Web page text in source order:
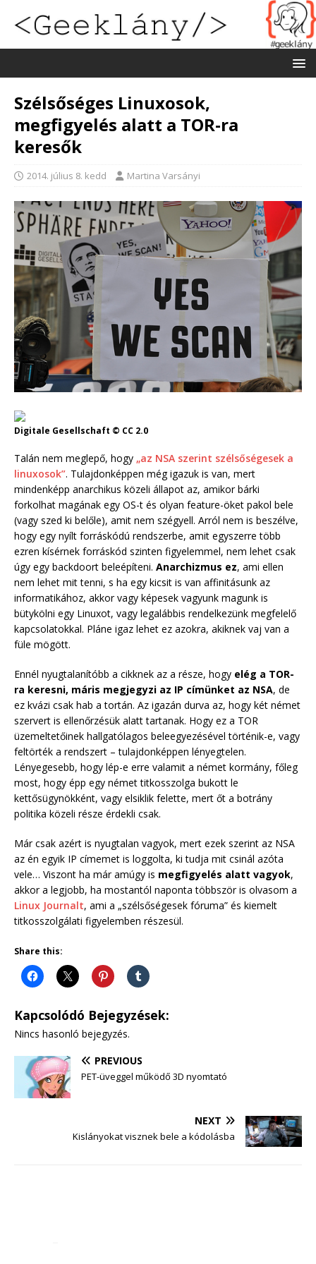
Szélsőséges Linuxosok,
megfigyelés alatt a TOR-ra
keresők
2014. július 8. kedd Martina Varsányi
Digitale Gesellschaft © CC 2.0
Talán nem meglepő, hogy „az NSA szerint szélsőségesek a
linuxosok”. Tulajdonképpen még igazuk is van, mert
mindenképp anarchikus közeli állapot az, amikor bárki
forkolhat magának egy OS-t és olyan feature-öket pakol bele
(vagy szed ki belőle), amit nem szégyell. Arról nem is beszélve,
hogy egy nyílt forráskódú rendszerbe, amit egyszerre több
ezren kísérnek forráskód szinten figyelemmel, nem lehet csak
úgy egy backdoort beleépíteni. Anarchizmus ez, ami ellen
nem lehet mit tenni, s ha egy kicsit is van affinitásunk az
informatikához, akkor vagy képesek vagyunk magunk is
bütykölni egy Linuxot, vagy legalábbis rendelkezünk megfelelő
kapcsolatokkal. Pláne igaz lehet ez azokra, akiknek vaj van a
füle mögött.
Ennél nyugtalanítóbb a cikknek az a része, hogy elég a TOR-
ra keresni, máris megjegyzi az IP címünket az NSA, de
ez kvázi csak hab a tortán. Az igazán durva az, hogy két német
szervert is ellenőrzésük alatt tartanak. Hogy ez a TOR
üzemeltetőinek hallgatólagos beleegyezésével történik-e, vagy
feltörték a rendszert – tulajdonképpen lényegtelen.
Lényegesebb, hogy lép-e erre valamit a német kormány, főleg
most, hogy épp egy német titkosszolga bukott le
kettősügynökként, vagy elsiklik felette, mert őt a botrány
politika közeli része érdekli csak.
Már csak azért is nyugtalan vagyok, mert ezek szerint az NSA
az én egyik IP címemet is loggolta, ki tudja mit csinál azóta
vele… Viszont ha már amúgy is megfigyelés alatt vagyok,
akkor a legjobb, ha mostantól naponta többször is olvasom a
Linux Journalt, ami a „szélsőségesek fóruma” és kiemelt
titkosszolgálati figyelemben részesül.
Share this:
Kapcsolódó Bejegyzések:
Nincs hasonló bejegyzés.
PREVIOUS
PET-üveggel működő 3D nyomtató
NEXT
Kislányokat visznek bele a kódolásba